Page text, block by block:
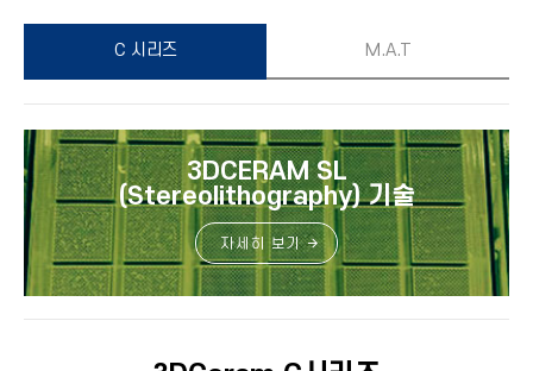
C 시리즈 M.A.T
3DCERAM SL
(Stereolithography) 기술
자세히 보기